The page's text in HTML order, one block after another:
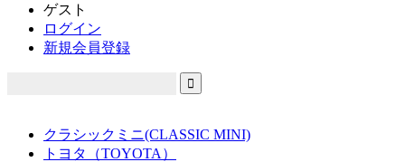
ゲスト
ログイン
新規会員登録
クラシックミニ(CLASSIC MINI)
トヨタ（TOYOTA）